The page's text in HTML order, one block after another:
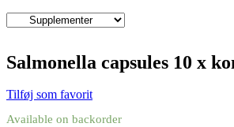
Salmonella capsules 10 x
Tilføj som favorit
Available on backorder